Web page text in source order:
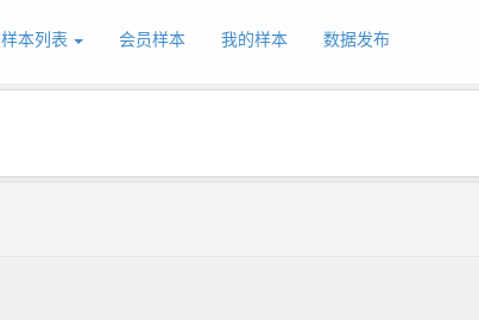
样本列表 会员样本 我的样本 数据发布